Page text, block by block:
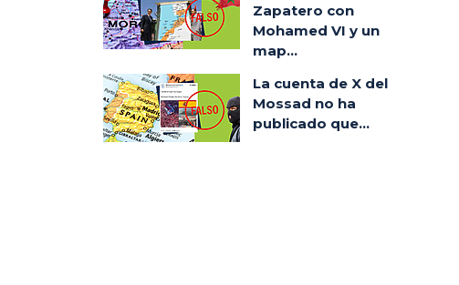
Zapatero con
Mohamed VI y un
map...
La cuenta de X del
Mossad no ha
publicado que...